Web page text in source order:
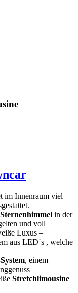
im Innenraum viel
Sternenhimmel in der
und voll
Luxus –
aus LED´s , welche
, einem
Stretchlimousine